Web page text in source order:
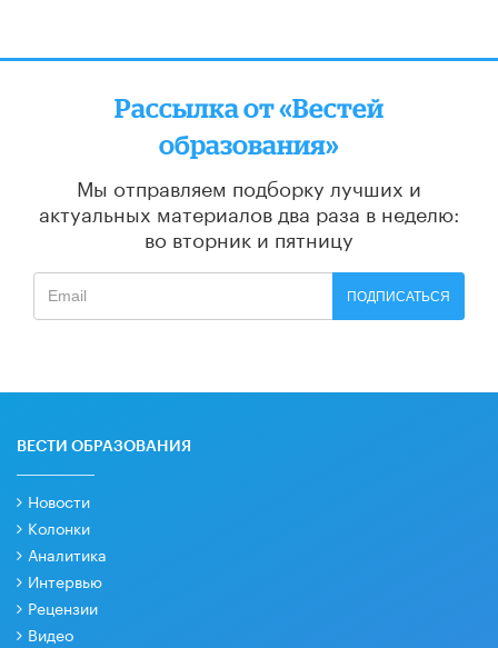
Рассылка от «Вестей
образования»
Мы отправляем подборку лучших и
актуальных материалов два раза в неделю:
во вторник и пятницу
ПОДПИСАТЬСЯ
ВЕСТИ ОБРАЗОВАНИЯ
Новости
Колонки
Аналитика
Интервью
Рецензии
Видео